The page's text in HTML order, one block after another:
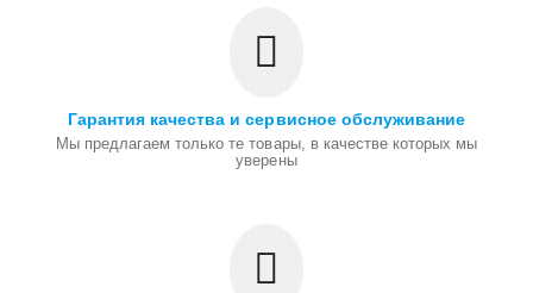
Гарантия качества и сервисное обслуживание
Мы предлагаем только те товары, в качестве которых мы
уверены